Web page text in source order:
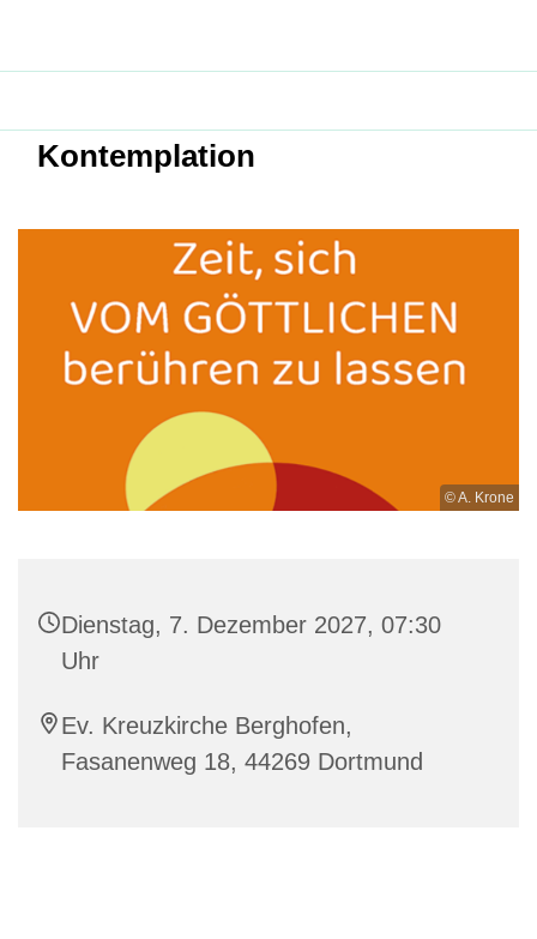
Kontemplation
© A. Krone
Dienstag, 7. Dezember 2027, 07:30
Uhr
Ev. Kreuzkirche Berghofen,
Fasanenweg 18, 44269 Dortmund